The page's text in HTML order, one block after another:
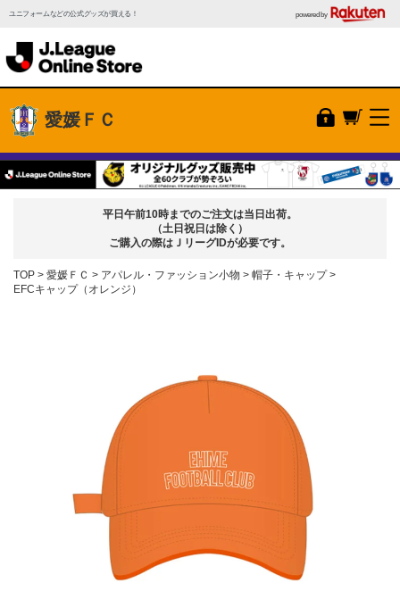
ユニフォームなどの公式グッズが買える！ powered by
愛媛ＦＣ
平日午前10時までのご注文は当日出荷。
（土日祝日は除く）
ご購入の際はＪリーグIDが必要です。
TOP 愛媛ＦＣ アパレル・ファッション小物
帽子・キャップ
EFCキャップ（オレンジ）